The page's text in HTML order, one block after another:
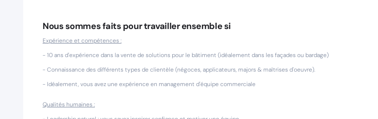
Nous sommes faits pour travailler ensemble si
Expérience et compétences :
- 10 ans d'expérience dans la vente de solutions pour le bâtiment (idéalement dans les façades ou bardage)
- Connaissance des différents types de clientèle (négoces, applicateurs, majors & maîtrises d'oeuvre).
- Idéalement, vous avez une expérience en management d'équipe commerciale
Qualités humaines :